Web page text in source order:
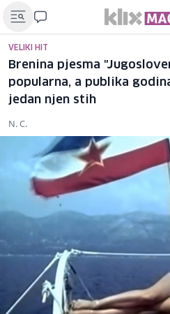
VELIKI HIT
Brenina pjesma
popularna, a publika
jedan njen stih
N. C.